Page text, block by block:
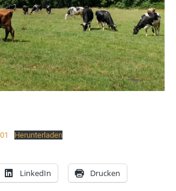
Herunterladen
LinkedIn Drucken